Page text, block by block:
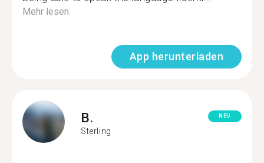
Mehr lesen
App herunterladen
B.
Sterling
NEU